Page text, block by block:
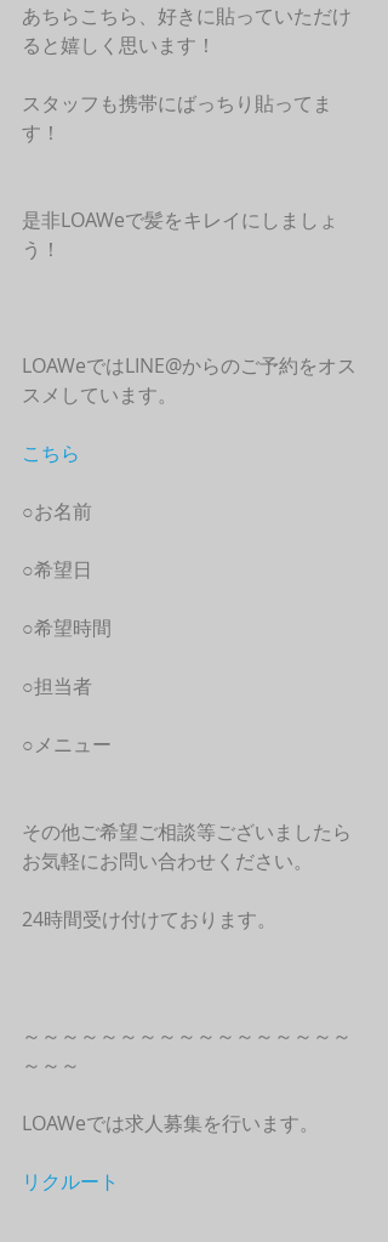
あちらこちら、好きに貼っていただけ
ると嬉しく思います！
スタッフも携帯にばっちり貼ってま
す！
是非LOAWeで髪をキレイにしましょ
う！
LOAWeではLINE@からのご予約をオス
スメしています。
こちら
○お名前
○希望日
○希望時間
○担当者
○メニュー
その他ご希望ご相談等ございましたら
お気軽にお問い合わせください。
24時間受け付けております。
～～～～～～～～～～～～～～～～～
～～～
LOAWeでは求人募集を行います。
リクルート